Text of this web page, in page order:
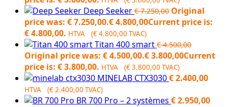
Deep Seeker €7.250,00 Original
price was: € 7.250,00.€4.800,00Current price is:
€ 4.800,00. HTVA (€4.800,00 TVAC)
Titan 400 smart €4.500,00
Original price was: € 4.500,00.€3.800,00Current
price is: € 3.800,00. HTVA (€3.800,00 TVAC)
MINELAB CTX3030€2.400,00
HTVA (€2.400,00 TVAC)
BR 700 Pro – 2 systèmes €2.950,00